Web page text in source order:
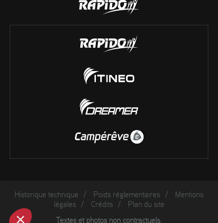
Historique technique / Poids réglementaires /
Mentions
légales
/ Crédits / Plan du site
Textes et photos non contractuels.